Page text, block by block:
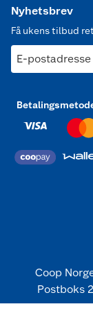
Nyhetsbrev
Få ukens tilbud
E-postadresse
Coop
Postboks